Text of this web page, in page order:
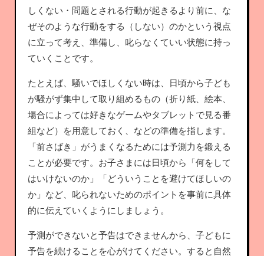
しくない・問題とされる行動が起きるより前に、な
ぜそのような行動をする（しない）のかという視点
に立って考え、準備し、叱らなくていい状態に持っ
ていくことです。
たとえば、騒いでほしくない時は、日頃から子ども
が騒がず集中して取り組めるもの（折り紙、絵本、
場合によっては好きなゲームやタブレットで見る番
組など）を用意しておく、などの準備を指します。
「前さばき」がうまくなるためには予測力を鍛える
ことが必要です。お子さまには日頃から「何をして
はいけないのか」「どういうことを避けてほしいの
か」など、叱られないためのポイントを事前に具体
的に伝えていくようにしましょう。
予測ができないと予告はできませんから、子どもに
予告を続けることを心がけてください。すると自然